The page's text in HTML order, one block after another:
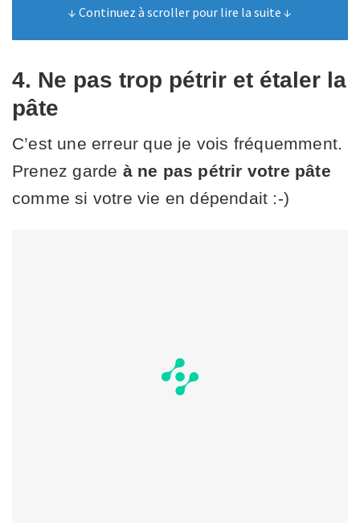
↓ Continuez à scroller pour lire la suite ↓
4. Ne pas trop pétrir et étaler la
pâte
C’est une erreur que je vois fréquemment.
Prenez garde à ne pas pétrir votre pâte
comme si votre vie en dépendait :-)